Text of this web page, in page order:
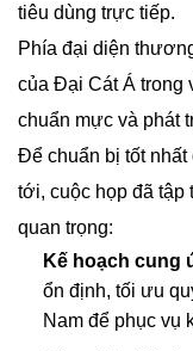
tiêu dùng trực tiếp.
Phía đại diện
của Đại Cát Á trong
chuẩn mực và phát
Để chuẩn bị tốt
tới, cuộc họp đã tập
quan trọng:
Kế hoạch cung
ổn định, tối ưu
Nam để phục vụ